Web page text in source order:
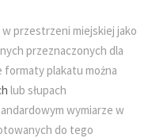
przestrzeni miejskiej jako
przeznaczonych dla
formaty plakatu można
lub słupach
wymiarze w
do tego